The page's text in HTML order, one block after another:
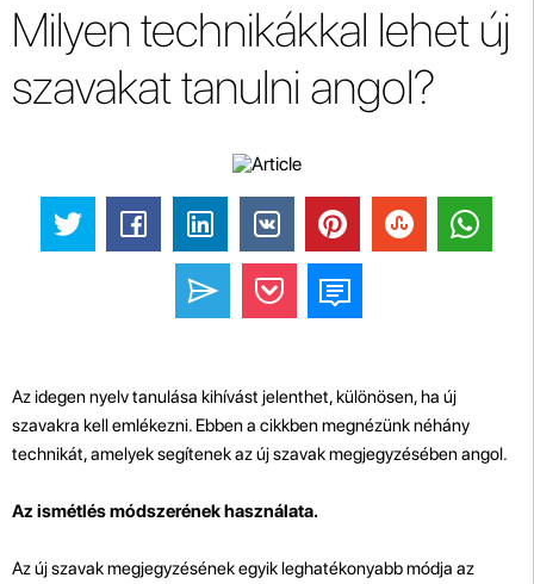
Milyen technikákkal lehet új
szavakat tanulni angol?
Az idegen nyelv tanulása kihívást jelenthet, különösen, ha új
szavakra kell emlékezni. Ebben a cikkben megnézünk néhány
technikát, amelyek segítenek az új szavak megjegyzésében angol.
Az ismétlés módszerének használata.
Az új szavak megjegyzésének egyik leghatékonyabb módja az